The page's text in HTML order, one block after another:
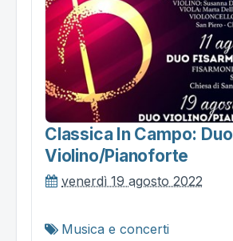
Classica In Campo: Duo
Violino/pianoforte
venerdì 19 agosto 2022
Musica e concerti